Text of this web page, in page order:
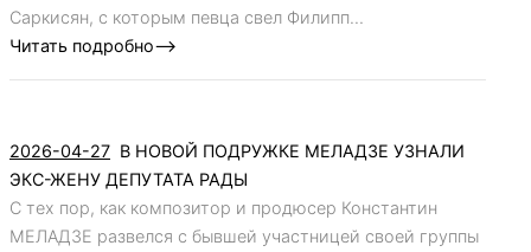
Саркисян, с которым певца свел Филипп...
Читать подробно-->
2026-04-27 В НОВОЙ ПОДРУЖКЕ МЕЛАДЗЕ УЗНАЛИ
ЭКС-ЖЕНУ ДЕПУТАТА РАДЫ
С тех пор, как композитор и продюсер Константин
МЕЛАДЗЕ развелся с бывшей участницей своей группы